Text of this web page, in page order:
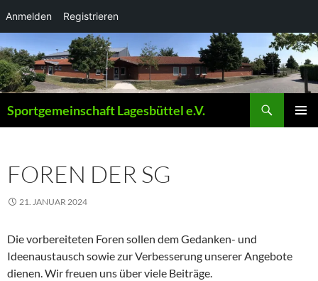
Inhalt
springen
Sportgemeinschaft Lagesbüttel e.V.
FOREN DER SG
21. JANUAR 2024
Die vorbereiteten Foren sollen dem Gedanken- und
Ideenaustausch sowie zur Verbesserung unserer Angebote
dienen. Wir freuen uns über viele Beiträge.
Anmelden Registrieren